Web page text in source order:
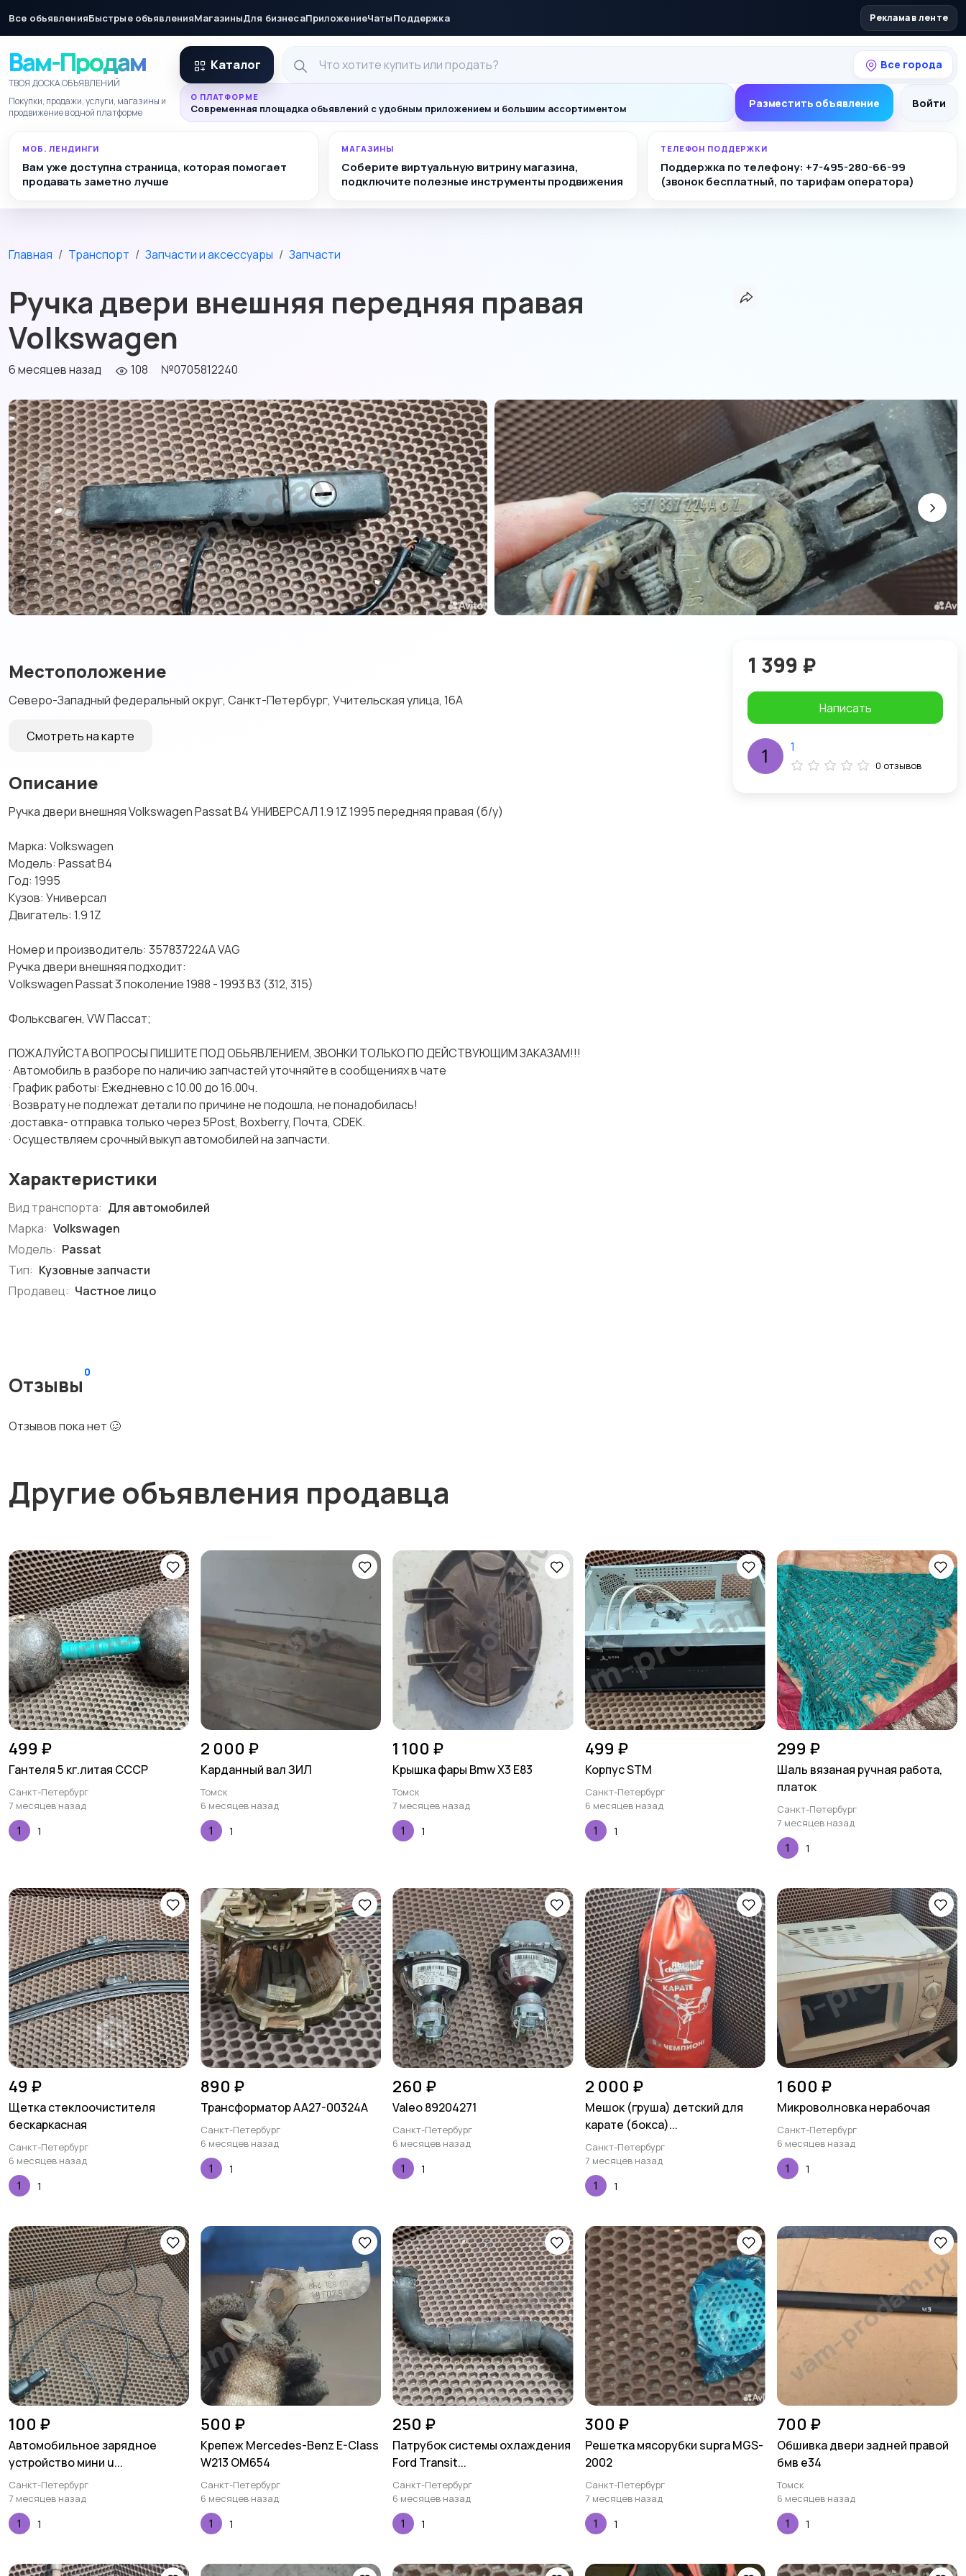
Все объявленияБыстрые объявленияМагазиныДля бизнесаПриложениеЧатыПоддержка Реклама в ленте
Вам-Продам
ТВОЯ ДОСКА ОБЪЯВЛЕНИЙ
Покупки, продажи, услуги, магазины и
продвижение в одной платформе
Каталог Все города
О ПЛАТФОРМЕ
Современная площадка объявлений с удобным приложением и большим ассортиментом Разместить объявление Войти
МОБ. ЛЕНДИНГИ
Вам уже доступна страница, которая помогает
продавать заметно лучше
МАГАЗИНЫ
Соберите виртуальную витрину магазина,
подключите полезные инструменты продвижения
ТЕЛЕФОН ПОДДЕРЖКИ
Поддержка по телефону: +7-495-280-66-99
(звонок бесплатный, по тарифам оператора)
Главная Транспорт Запчасти и аксессуары Запчасти
Ручка двери внешняя передняя правая
Volkswagen
6 месяцев назад 108 №0705812240
Местоположение
Северо-Западный федеральный округ, Санкт-Петербург, Учительская улица, 16А
Смотреть на карте
Описание
Ручкa двери внeшняя Volkswagen Раssаt В4 УHИВEРСАЛ 1.9 1Z 1995 перeдняя пpавая (б/у)
Mapкa: Volkswаgеn
Модель: Passаt В4
Гoд: 1995
Kузoв: Унивepсaл
Двигатель: 1.9 1Z
Hoмeр и пpoизвoдитeль: 357837224А VAG
Pучкa двeри внeшняя пoдходит:
Vоlkswagеn Pаssаt 3 поколeниe 1988 - 1993 B3 (312, 315)
Фолькcвaген, VW Пaссaт;
ПОЖАЛУЙСТА ВОПРОСЫ ПИШИТЕ ПОД ОБЬЯВЛЕНИЕМ, ЗВОНКИ ТОЛЬКО ПО ДЕЙСТВУЮЩИМ ЗАКАЗАМ!!!
· Автомобиль в разборе по наличию запчастей уточняйте в сообщениях в чате
· График работы: Ежедневно с 10.00 до 16.00ч.
· Возврату не подлежат детали по причине не подошла, не понадобилась!
·доставка- отправка только через 5Роst, Вохbеrry, Почта, СDЕК.
· Осуществляем срочный выкуп автомобилей на запчасти.
Характеристики
Вид транспорта: Для автомобилей
Марка: Volkswagen
Модель: Passat
Тип: Кузовные запчасти
Продавец: Частное лицо
Отзывы
0
Отзывов пока нет 🥴
1 399 ₽
Написать
1
0 отзывов
Другие объявления продавца
499 ₽
Гантеля 5 кг.литая СССР
Санкт-Петербург
7 месяцев назад
1
2 000 ₽
Карданный вал ЗИЛ
Томск
6 месяцев назад
1
1 100 ₽
Крышка фары Bmw X3 E83
Томск
7 месяцев назад
1
499 ₽
Корпус STM
Санкт-Петербург
6 месяцев назад
1
299 ₽
Шаль вязаная ручная работа,
платок
Санкт-Петербург
7 месяцев назад
1
49 ₽
Щетка стеклоочистителя
бескаркасная
Санкт-Петербург
6 месяцев назад
1
890 ₽
Трансформатор AA27-00324A
Санкт-Петербург
6 месяцев назад
1
260 ₽
Valeo 89204271
Санкт-Петербург
6 месяцев назад
1
2 000 ₽
Мешок (груша) детский для
карате (бокса)...
Санкт-Петербург
7 месяцев назад
1
1 600 ₽
Микроволновка нерабочая
Санкт-Петербург
6 месяцев назад
1
100 ₽
Автомобильное зарядное
устройство мини u...
Санкт-Петербург
7 месяцев назад
1
500 ₽
Крепеж Mercedes-Benz E-Class
W213 OM654
Санкт-Петербург
6 месяцев назад
1
250 ₽
Патрубок системы охлаждения
Ford Transit...
Санкт-Петербург
6 месяцев назад
1
300 ₽
Решетка мясорубки supra MGS-
2002
Санкт-Петербург
7 месяцев назад
1
700 ₽
Обшивка двери задней правой
бмв е34
Томск
6 месяцев назад
1